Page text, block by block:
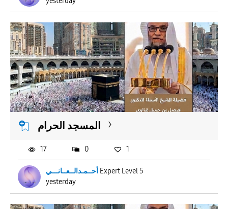
المسجد الحرام
أحــمـدالــعــانـــي Expert Level 5
yesterday
17 0 1